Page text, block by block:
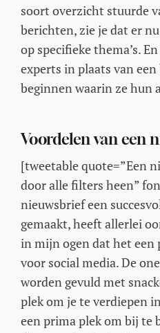
soort overzicht stuurde
berichten, zie je dat er
op specifieke thema’s.
experts in plaats van
beginnen waarin ze hun
Voordelen van een
[tweetable quote=”Een
door alle filters heen”
nieuwsbrief een
gemaakt, heeft allerlei
in mijn ogen dat het
voor social media. De
worden gevuld met
plek om je te verdiepen
een prima plek om bij te